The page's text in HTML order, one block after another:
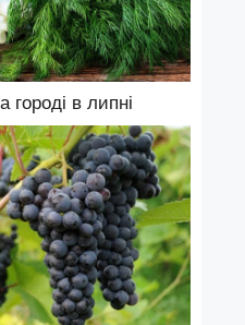
в липні